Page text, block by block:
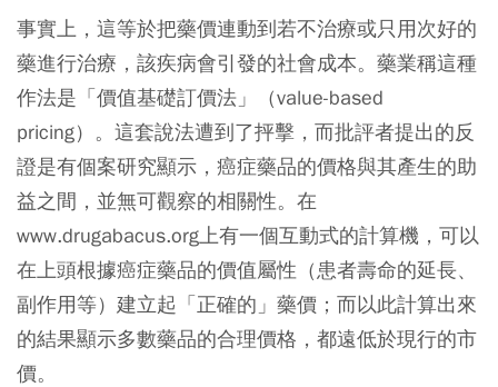
事實上，這等於把藥價連動到若不治療或只用次好的
藥進行治療，該疾病會引發的社會成本。藥業稱這種
作法是「價值基礎訂價法」（value-based
pricing）。這套說法遭到了抨擊，而批評者提出的反
證是有個案研究顯示，癌症藥品的價格與其產生的助
益之間，並無可觀察的相關性。在
www.drugabacus.org上有一個互動式的計算機，可以
在上頭根據癌症藥品的價值屬性（患者壽命的延長、
副作用等）建立起「正確的」藥價；而以此計算出來
的結果顯示多數藥品的合理價格，都遠低於現行的市
價。